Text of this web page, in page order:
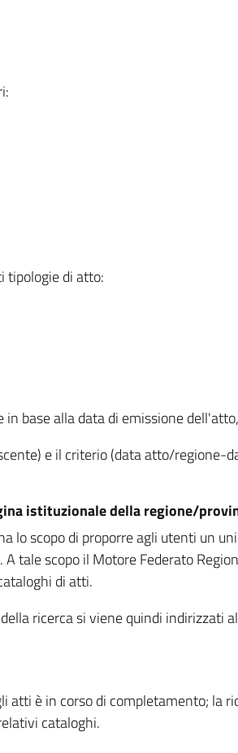
tipologie di atto:
base alla data di emissione
e il criterio (data atto/
istituzionale della regione/
lo scopo di proporre agli utenti un
tale scopo il Motore Federato
di atti.
ricerca si viene quindi indirizzati
è in corso di completamento; la
cataloghi.